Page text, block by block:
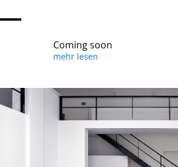
Coming soon
mehr lesen
Coming soon